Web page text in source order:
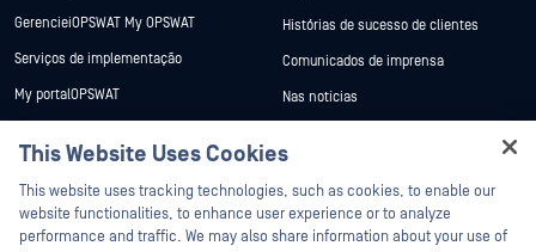
GerencieiOPSWAT My OPSWAT
Serviços de implementação
My portalOPSWAT
Programa de Vulnerabilidades
Parceiros
Histórias de sucesso de clientes
Comunicados de imprensa
Nas notícias
Fichas de dados
Livros brancos
This Website Uses Cookies
This website uses tracking technologies, such as cookies, to enable our
website functionalities, to enhance user experience or to analyze
performance and traffic. We may also share information about your use of
Hey there!
I'm Ozzy, your OPSWAT virtual assistant.
How can I help you secure what's critical